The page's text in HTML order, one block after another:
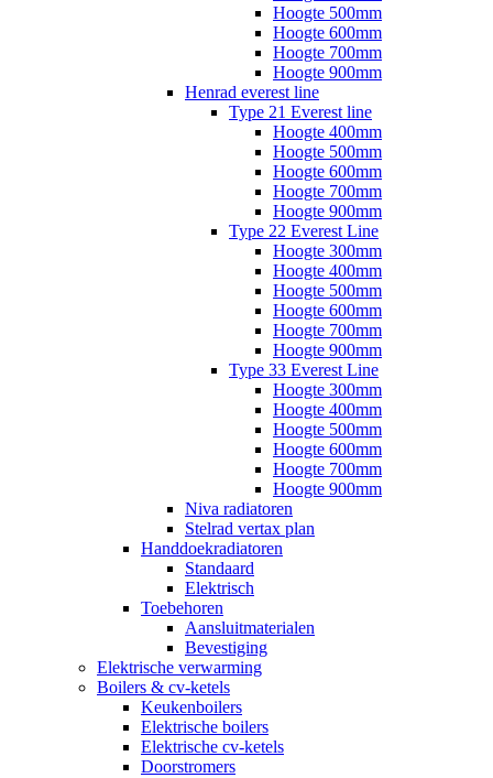
Hoogte 500mm
Hoogte 600mm
Hoogte 700mm
Hoogte 900mm
Henrad everest line
Type 21 Everest line
Hoogte 400mm
Hoogte 500mm
Hoogte 600mm
Hoogte 700mm
Hoogte 900mm
Type 22 Everest Line
Hoogte 300mm
Hoogte 400mm
Hoogte 500mm
Hoogte 600mm
Hoogte 700mm
Hoogte 900mm
Type 33 Everest Line
Hoogte 300mm
Hoogte 400mm
Hoogte 500mm
Hoogte 600mm
Hoogte 700mm
Hoogte 900mm
Niva radiatoren
Stelrad vertax plan
Handdoekradiatoren
Standaard
Elektrisch
Toebehoren
Aansluitmaterialen
Bevestiging
Elektrische verwarming
Boilers & cv-ketels
Keukenboilers
Elektrische boilers
Elektrische cv-ketels
Doorstromers